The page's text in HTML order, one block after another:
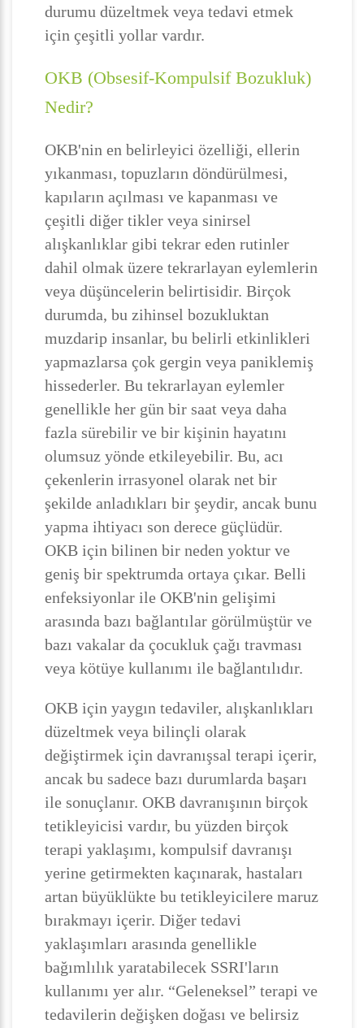
durumu düzeltmek veya tedavi etmek
için çeşitli yollar vardır.
OKB (Obsesif-Kompulsif Bozukluk)
Nedir?
OKB'nin en belirleyici özelliği, ellerin
yıkanması, topuzların döndürülmesi,
kapıların açılması ve kapanması ve
çeşitli diğer tikler veya sinirsel
alışkanlıklar gibi tekrar eden rutinler
dahil olmak üzere tekrarlayan eylemlerin
veya düşüncelerin belirtisidir. Birçok
durumda, bu zihinsel bozukluktan
muzdarip insanlar, bu belirli etkinlikleri
yapmazlarsa çok gergin veya paniklemiş
hissederler. Bu tekrarlayan eylemler
genellikle her gün bir saat veya daha
fazla sürebilir ve bir kişinin hayatını
olumsuz yönde etkileyebilir. Bu, acı
çekenlerin irrasyonel olarak net bir
şekilde anladıkları bir şeydir, ancak bunu
yapma ihtiyacı son derece güçlüdür.
OKB için bilinen bir neden yoktur ve
geniş bir spektrumda ortaya çıkar. Belli
enfeksiyonlar ile OKB'nin gelişimi
arasında bazı bağlantılar görülmüştür ve
bazı vakalar da çocukluk çağı travması
veya kötüye kullanımı ile bağlantılıdır.
OKB için yaygın tedaviler, alışkanlıkları
düzeltmek veya bilinçli olarak
değiştirmek için davranışsal terapi içerir,
ancak bu sadece bazı durumlarda başarı
ile sonuçlanır. OKB davranışının birçok
tetikleyicisi vardır, bu yüzden birçok
terapi yaklaşımı, kompulsif davranışı
yerine getirmekten kaçınarak, hastaları
artan büyüklükte bu tetikleyicilere maruz
bırakmayı içerir. Diğer tedavi
yaklaşımları arasında genellikle
bağımlılık yaratabilecek SSRI'ların
kullanımı yer alır. “Geleneksel” terapi ve
tedavilerin değişken doğası ve belirsiz